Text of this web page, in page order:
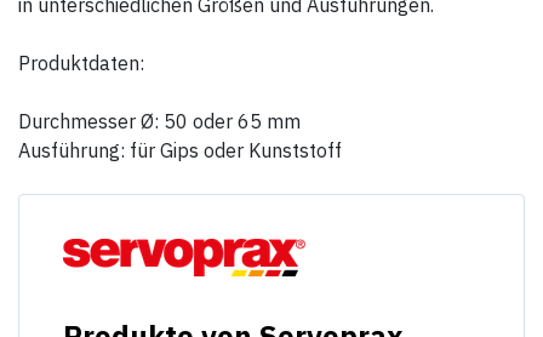
in unterschiedlichen Größen und Ausführungen.
Produktdaten:
Durchmesser Ø: 50 oder 65 mm
Ausführung: für Gips oder Kunststoff